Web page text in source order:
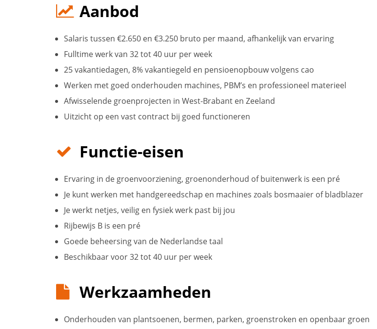
Aanbod
Salaris tussen €2.650 en €3.250 bruto per maand, afhankelijk van ervaring
Fulltime werk van 32 tot 40 uur per week
25 vakantiedagen, 8% vakantiegeld en pensioenopbouw volgens cao
Werken met goed onderhouden machines, PBM’s en professioneel materieel
Afwisselende groenprojecten in West-Brabant en Zeeland
Uitzicht op een vast contract bij goed functioneren
Functie-eisen
Ervaring in de groenvoorziening, groenonderhoud of buitenwerk is een pré
Je kunt werken met handgereedschap en machines zoals bosmaaier of bladblazer
Je werkt netjes, veilig en fysiek werk past bij jou
Rijbewijs B is een pré
Goede beheersing van de Nederlandse taal
Beschikbaar voor 32 tot 40 uur per week
Werkzaamheden
Onderhouden van plantsoenen, bermen, parken, groenstroken en openbaar groen